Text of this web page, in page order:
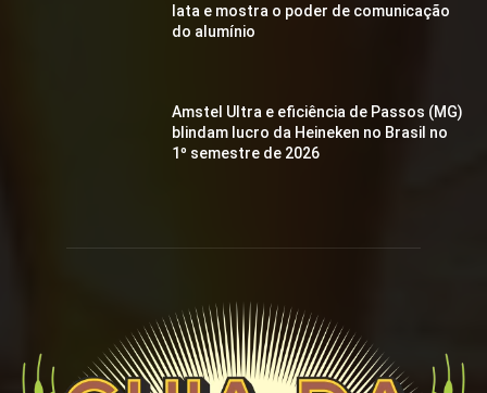
lata e mostra o poder de comunicação
do alumínio
Amstel Ultra e eficiência de Passos (MG)
blindam lucro da Heineken no Brasil no
1º semestre de 2026